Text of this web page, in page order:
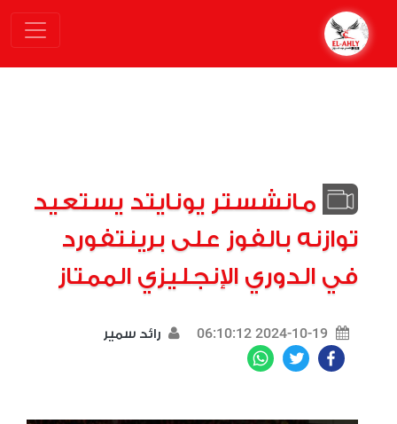
مانشستر يونايتد يستعيد
توازنه بالفوز على برينتفورد
في الدوري الإنجليزي الممتاز
2024-10-19 06:10:12 رائد سمير
Facebook
Twitter